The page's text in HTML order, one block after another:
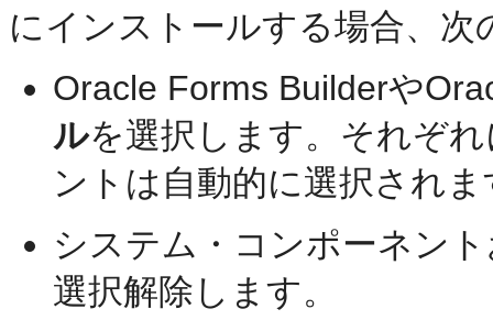
にインストールする場合、
Oracle Forms Builderや
ルを選択します。それぞ
ントは自動的に選択されま
システム・コンポーネン
選択解除します。